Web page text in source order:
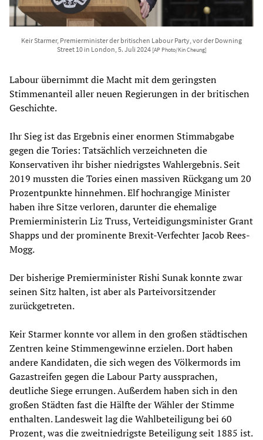
Keir Starmer, Premierminister der britischen Labour Party, vor der Downing
Street 10 in London, 5. Juli 2024 [AP Photo/Kin Cheung]
Labour übernimmt die Macht mit dem geringsten
Stimmenanteil aller neuen Regierungen in der britischen
Geschichte.
Ihr Sieg ist das Ergebnis einer enormen Stimmabgabe
gegen die Tories: Tatsächlich verzeichneten die
Konservativen ihr bisher niedrigstes Wahlergebnis. Seit
2019 mussten die Tories einen massiven Rückgang um 20
Prozentpunkte hinnehmen. Elf hochrangige Minister
haben ihre Sitze verloren, darunter die ehemalige
Premierministerin Liz Truss, Verteidigungsminister Grant
Shapps und der prominente Brexit-Verfechter Jacob Rees-
Mogg.
Der bisherige Premierminister Rishi Sunak konnte zwar
seinen Sitz halten, ist aber als Parteivorsitzender
zurückgetreten.
Keir Starmer konnte vor allem in den großen städtischen
Zentren keine Stimmengewinne erzielen. Dort haben
andere Kandidaten, die sich wegen des Völkermords im
Gazastreifen gegen die Labour Party aussprachen,
deutliche Siege errungen. Außerdem haben sich in den
großen Städten fast die Hälfte der Wähler der Stimme
enthalten. Landesweit lag die Wahlbeteiligung bei 60
Prozent, was die zweitniedrigste Beteiligung seit 1885 ist.